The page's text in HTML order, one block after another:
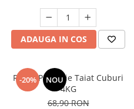
ADAUGA IN COS
-20% NOU
Rahat Patiserie Taiat Cuburi
4KG
68,90 RON